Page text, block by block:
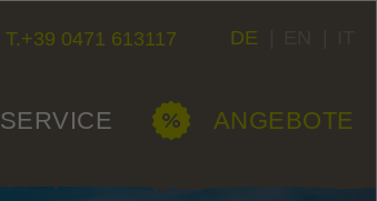
T.+39 0471 613117 DE
SERVICE ANGEBOTE